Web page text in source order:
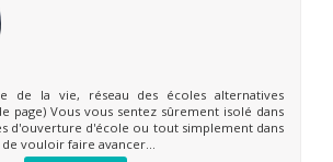
de la vie, réseau des écoles alternatives
page) Vous vous sentez sûrement isolé dans
d'ouverture d'école ou tout simplement dans
vouloir faire avancer...